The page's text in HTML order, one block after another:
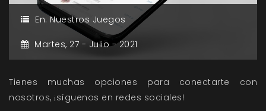
En:Nuestros Juegos
Martes, 27 - Julio -2021
Tienes muchas opciones para conectarte con
nosotros, ¡síguenos en redes sociales!